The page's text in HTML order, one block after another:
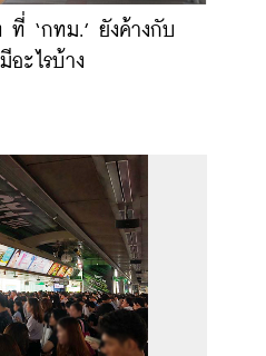
ที่ ‘กทม.’ ยังค้างกับ
อะไรบ้าง